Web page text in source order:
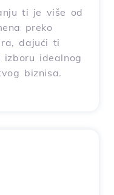
ti je više od
preko
dajući ti
idealnog
biznisa.